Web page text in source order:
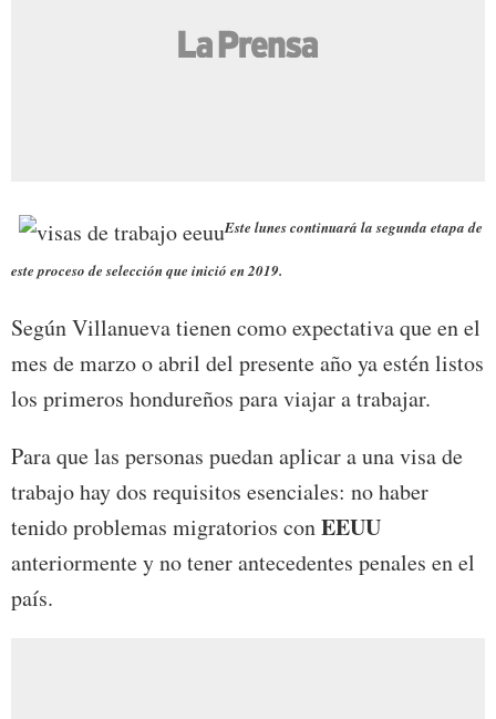
Este lunes continuará la segunda etapa de
este proceso de selección que inició en 2019.
Según Villanueva tienen como expectativa que en el
mes de marzo o abril del presente año ya estén listos
los primeros hondureños para viajar a trabajar.
Para que las personas puedan aplicar a una visa de
trabajo hay dos requisitos esenciales: no haber
tenido problemas migratorios conEEUU
anteriormente y no tener antecedentes penales en el
país.